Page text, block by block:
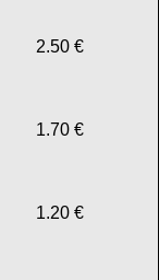
2.50 €
1.70 €
1.20 €